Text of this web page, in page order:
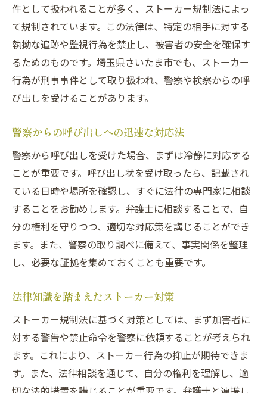
ストーカー行為の地域別傾向と対応策
さいたま市でのストーカー事件の法律的対
応
ストーカー規制法違反での呼び出し対策
警察から呼び出された際の初動対応
ストーカー規制法違反での防御策
呼び出し時の適切な対応と心構え
ストーカー事件の法律相談の重要性
刑事事件への呼び出しに備える準備
ストーカー行為が刑事事件になる条件
刑事事件となるストーカーの条件と対策
ストーカー規制法違反の明確な基準
法律に基づくストーカー行為の判断基準
ストーカー事件の構成要件を詳解
ストーカー行為が刑事事件化する要件
ストーカー規制法違反の罰則を理解する
刑事事件としてのストーカー罰則の概要
件として扱われることが多く、ストーカー規制法によっ
て規制されています。この法律は、特定の相手に対する
執拗な追跡や監視行為を禁止し、被害者の安全を確保す
るためのものです。埼玉県さいたま市でも、ストーカー
行為が刑事事件として取り扱われ、警察や検察からの呼
び出しを受けることがあります。
警察からの呼び出しへの迅速な対応法
警察から呼び出しを受けた場合、まずは冷静に対応する
ことが重要です。呼び出し状を受け取ったら、記載され
ている日時や場所を確認し、すぐに法律の専門家に相談
することをお勧めします。弁護士に相談することで、自
分の権利を守りつつ、適切な対応策を講じることができ
ます。また、警察の取り調べに備えて、事実関係を整理
し、必要な証拠を集めておくことも重要です。
法律知識を踏まえたストーカー対策
ストーカー規制法に基づく対策としては、まず加害者に
対する警告や禁止命令を警察に依頼することが考えられ
ます。これにより、ストーカー行為の抑止が期待できま
す。また、法律相談を通じて、自分の権利を理解し、適